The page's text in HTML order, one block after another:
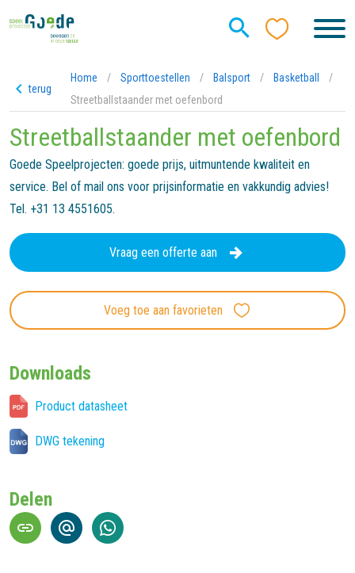
terug
Home / Sporttoestellen / Balsport / Basketball
/
Streetballstaander met oefenbord
Streetballstaander met oefenbord
Goede Speelprojecten: goede prijs, uitmuntende kwaliteit en
service. Bel of mail ons voor prijsinformatie en vakkundig advies!
Tel. +31 13 4551605.
Vraag een offerte aan
Voeg toe aan favorieten
Downloads
Product datasheet
DWG tekening
Delen